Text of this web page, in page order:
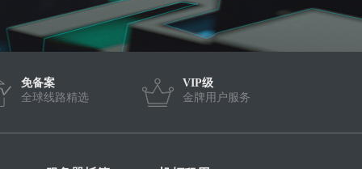
免备案
全球线路精选
VIP级
金牌用户服务